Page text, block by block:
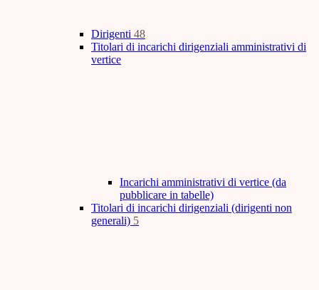
Dirigenti 48
Titolari di incarichi dirigenziali amministrativi di
vertice
Incarichi amministrativi di vertice (da
pubblicare in tabelle)
Titolari di incarichi dirigenziali (dirigenti non
generali) 5